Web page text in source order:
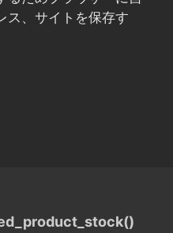
ス、サイトを保存す